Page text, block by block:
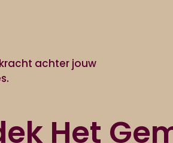
achter jouw
Het